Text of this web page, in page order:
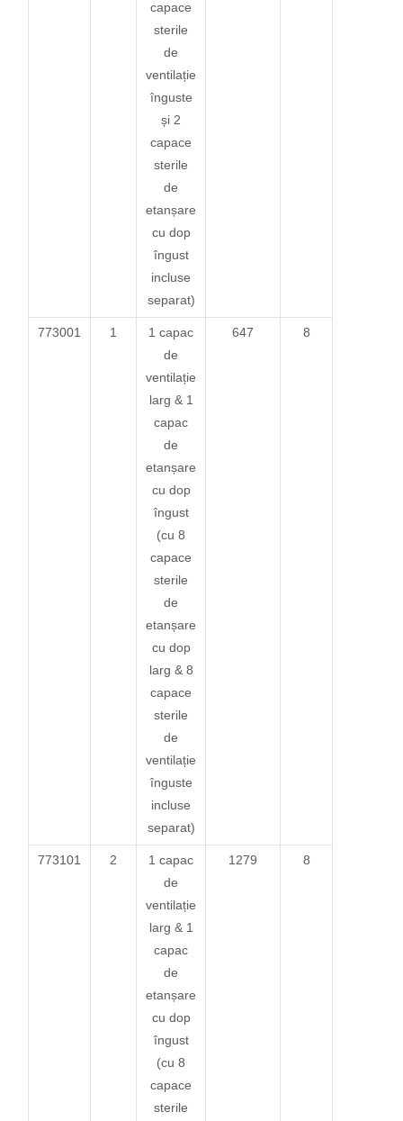
capace
sterile
de
ventilație
înguste
și 2
capace
sterile
de
etanșare
cu dop
îngust
incluse
separat)
773001 1
1 capac
de
ventilație
larg & 1
capac
de
etanșare
cu dop
îngust
(cu 8
capace
sterile
de
etanșare
cu dop
larg & 8
capace
sterile
de
ventilație
înguste
incluse
separat)
647 8
773101 2
1 capac
de
ventilație
larg & 1
capac
de
etanșare
cu dop
îngust
(cu 8
capace
sterile
1279 8